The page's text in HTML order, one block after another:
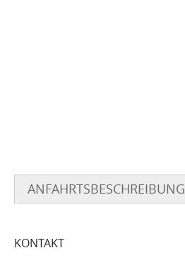
ANFAHRTSBESCHREIBUNG
KONTAKT